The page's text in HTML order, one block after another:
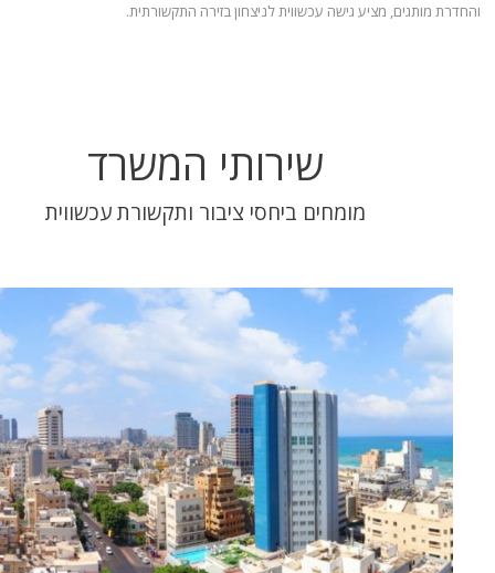
והחדרת מותגים, מציע גישה עכשווית לניצחון בזירה התקשורתית.
שירותי המשרד
מומחים ביחסי ציבור ותקשורת עכשווית